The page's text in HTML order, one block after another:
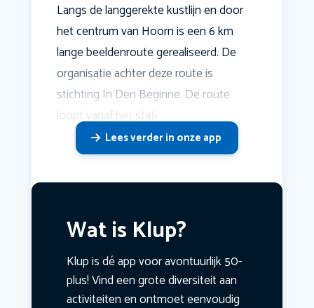
Langs de langgerekte kustlijn en door
het centrum van Hoorn is een 6 km
lange beeldenroute gerealiseerd. De
organisatie achter deze route is
stichting In Den Beginne. De route
loopt vanaf het stati
Lees verder in onze app
Wat is Klup?
Klup is dé app voor avontuurlijk 50-
plus! Vind een grote diversiteit aan
activiteiten en ontmoet eenvoudig